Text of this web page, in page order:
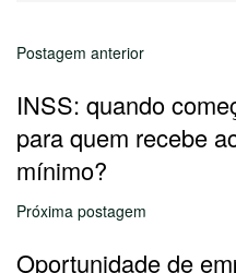
Postagem anterior
INSS: quando
para quem recebe
mínimo?
Próxima postagem
Oportunidade de